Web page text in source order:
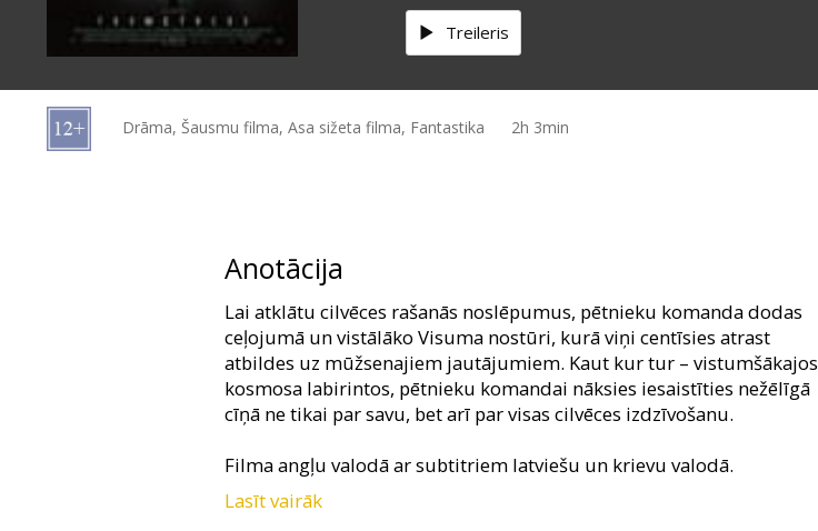
kartes
Treileris
Drāma, Šausmu filma, Asa sižeta filma, Fantastika 2h 3min
Anotācija
Lai atklātu cilvēces rašanās noslēpumus, pētnieku komanda dodas
ceļojumā un vistālāko Visuma nostūri, kurā viņi centīsies atrast
atbildes uz mūžsenajiem jautājumiem. Kaut kur tur – vistumšākajos
kosmosa labirintos, pētnieku komandai nāksies iesaistīties nežēlīgā
cīņā ne tikai par savu, bet arī par visas cilvēces izdzīvošanu.
Filma angļu valodā ar subtitriem latviešu un krievu valodā.
Filma 3D formātā.
Lasīt vairāk